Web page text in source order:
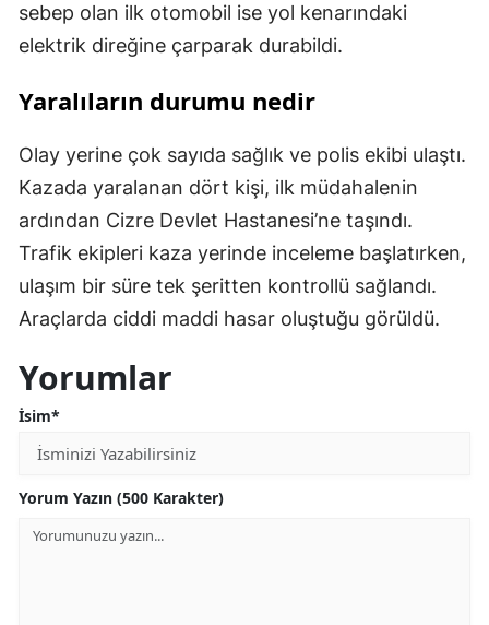
sebep olan ilk otomobil ise yol kenarındaki
elektrik direğine çarparak durabildi.
Yaralıların durumu nedir
Olay yerine çok sayıda sağlık ve polis ekibi ulaştı.
Kazada yaralanan dört kişi, ilk müdahalenin
ardından Cizre Devlet Hastanesi’ne taşındı.
Trafik ekipleri kaza yerinde inceleme başlatırken,
ulaşım bir süre tek şeritten kontrollü sağlandı.
Araçlarda ciddi maddi hasar oluştuğu görüldü.
Yorumlar
İsim*
Yorum Yazın (500 Karakter)